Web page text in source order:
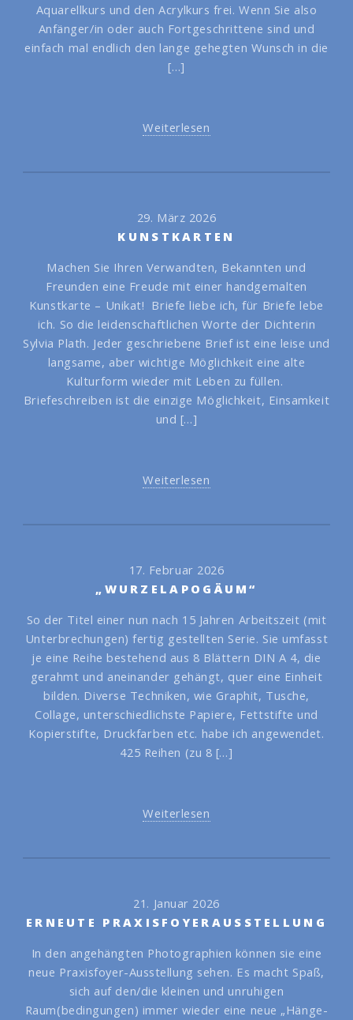
Aquarellkurs und den Acrylkurs frei. Wenn Sie also
Anfänger/in oder auch Fortgeschrittene sind und
einfach mal endlich den lange gehegten Wunsch in die
[…]
Weiterlesen
29. März 2026
KUNSTKARTEN
Machen Sie Ihren Verwandten, Bekannten und
Freunden eine Freude mit einer handgemalten
Kunstkarte – Unikat! Briefe liebe ich, für Briefe lebe
ich. So die leidenschaftlichen Worte der Dichterin
Sylvia Plath. Jeder geschriebene Brief ist eine leise und
langsame, aber wichtige Möglichkeit eine alte
Kulturform wieder mit Leben zu füllen.
Briefeschreiben ist die einzige Möglichkeit, Einsamkeit
und […]
Weiterlesen
17. Februar 2026
„WURZELAPOGÄUM“
So der Titel einer nun nach 15 Jahren Arbeitszeit (mit
Unterbrechungen) fertig gestellten Serie. Sie umfasst
je eine Reihe bestehend aus 8 Blättern DIN A 4, die
gerahmt und aneinander gehängt, quer eine Einheit
bilden. Diverse Techniken, wie Graphit, Tusche,
Collage, unterschiedlichste Papiere, Fettstifte und
Kopierstifte, Druckfarben etc. habe ich angewendet.
425 Reihen (zu 8 […]
Weiterlesen
21. Januar 2026
ERNEUTE PRAXISFOYERAUSSTELLUNG
In den angehängten Photographien können sie eine
neue Praxisfoyer-Ausstellung sehen. Es macht Spaß,
sich auf den/die kleinen und unruhigen
Raum(bedingungen) immer wieder eine neue „Hänge-